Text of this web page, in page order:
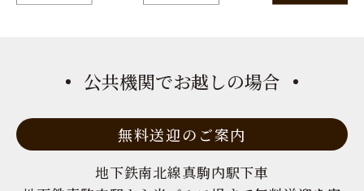
公共機関でお越しの場合
無料送迎のご案内
地下鉄南北線真駒内駅下車